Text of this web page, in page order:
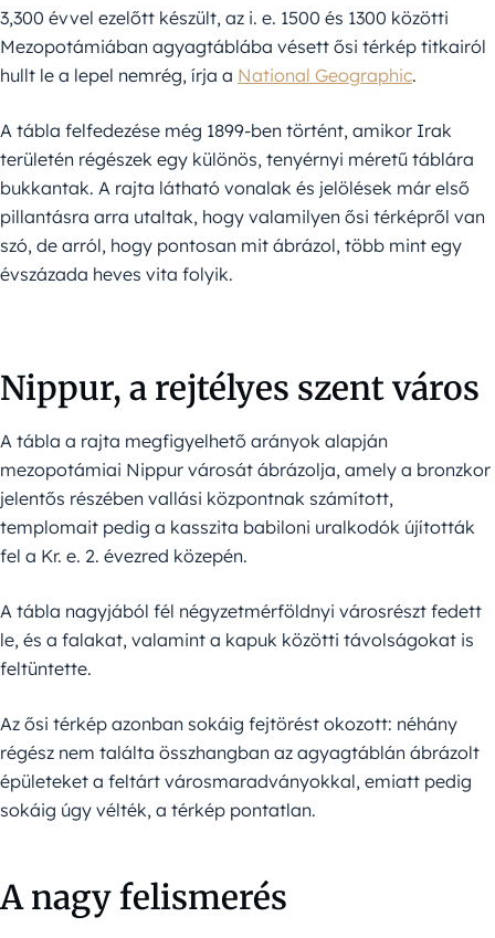
3,300 évvel ezelőtt készült, az i. e. 1500 és 1300 közötti
Mezopotámiában agyagtáblába vésett ősi térkép titkairól
hullt le a lepel nemrég, írja a National Geographic.
A tábla felfedezése még 1899-ben történt, amikor Irak
területén régészek egy különös, tenyérnyi méretű táblára
bukkantak. A rajta látható vonalak és jelölések már első
pillantásra arra utaltak, hogy valamilyen ősi térképről van
szó, de arról, hogy pontosan mit ábrázol, több mint egy
évszázada heves vita folyik.
Nippur, a rejtélyes szent város
A tábla a rajta megfigyelhető arányok alapján
mezopotámiai Nippur városát ábrázolja, amely a bronzkor
jelentős részében vallási központnak számított,
templomait pedig a kasszita babiloni uralkodók újították
fel a Kr. e. 2. évezred közepén.
A tábla nagyjából fél négyzetmérföldnyi városrészt fedett
le, és a falakat, valamint a kapuk közötti távolságokat is
feltüntette.
Az ősi térkép azonban sokáig fejtörést okozott: néhány
régész nem találta összhangban az agyagtáblán ábrázolt
épületeket a feltárt városmaradványokkal, emiatt pedig
sokáig úgy vélték, a térkép pontatlan.
A nagy felismerés